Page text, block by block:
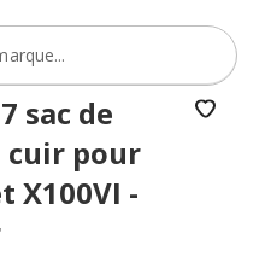
sac de
cuir pour
X100VI -